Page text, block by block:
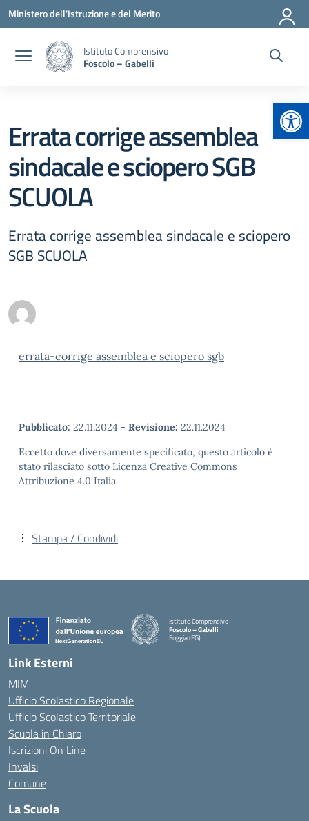
Vai ai contenuti
Vai al menu di navigazione
Vai al footer
Ministero dell'Istruzione e del Merito
Istituto Comprensivo
Foscolo – Gabelli
Errata corrige assemblea
sindacale e sciopero SGB
SCUOLA
Errata corrige assemblea sindacale e sciopero
SGB SCUOLA
errata-corrige assemblea e sciopero sgb
Pubblicato: 22.11.2024 - Revisione: 22.11.2024
Eccetto dove diversamente specificato, questo articolo è
stato rilasciato sotto Licenza Creative Commons
Attribuzione 4.0 Italia.
Stampa / Condividi
Istituto Comprensivo
Foscolo – Gabelli
Foggia (FG)
— Visita la pagina iniziale della scuola
Link Esterni
MIM
Ufficio Scolastico Regionale
Ufficio Scolastico Territoriale
Scuola in Chiaro
Iscrizioni On Line
Invalsi
Comune
La Scuola